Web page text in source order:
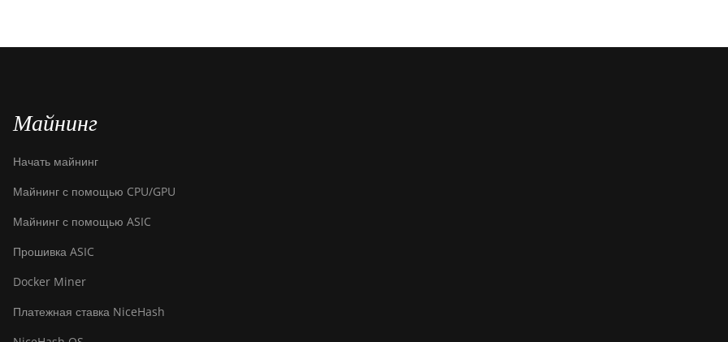
Майнинг
Начать майнинг
Майнинг с помощью CPU/GPU
Майнинг с помощью ASIC
Прошивка ASIC
Docker Miner
Платежная ставка NiceHash